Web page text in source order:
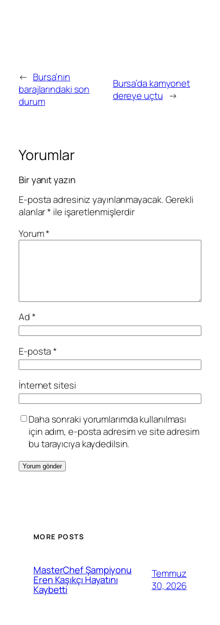
← Bursa’nın
barajlarındaki son
durum
Bursa’da kamyonet
dereye uçtu →
Yorumlar
Bir yanıt yazın
E-posta adresiniz yayınlanmayacak.Gerekli
alanlar* ile işaretlenmişlerdir
Yorum*
Ad*
E-posta*
İnternet sitesi
Daha sonraki yorumlarımda kullanılması
için adım, e-posta adresim ve site adresim
bu tarayıcıya kaydedilsin.
MORE POSTS
MasterChef Şampiyonu
Eren Kaşıkçı Hayatını
Kaybetti
Temmuz
30, 2026